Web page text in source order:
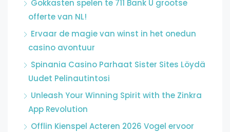
Gokkasten spelen te 711 Bank U grootse
offerte van NL!
Ervaar de magie van winst in het onedun
casino avontuur
Spinania Casino Parhaat Sister Sites Löydä
Uudet Pelinautintosi
Unleash Your Winning Spirit with the Zinkra
App Revolution
Offlin Kienspel Acteren 2026 Vogel ervoor